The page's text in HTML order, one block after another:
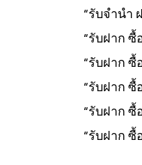
“รับจำนำ
“รับฝาก ซื้
“รับฝาก ซื้
“รับฝาก ซื้
“รับฝาก ซื้
“รับฝาก ซื้